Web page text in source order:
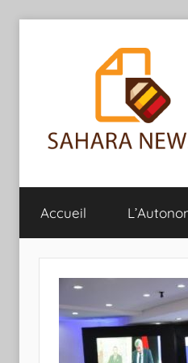
Sahara
News
l'info
sur
révélée
Accueil